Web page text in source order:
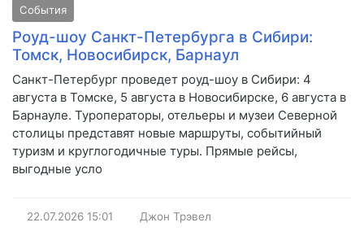
События
Роуд-шоу Санкт-Петербурга в Сибири:
Томск, Новосибирск, Барнаул
Санкт-Петербург проведет роуд-шоу в Сибири: 4
августа в Томске, 5 августа в Новосибирске, 6 августа в
Барнауле. Туроператоры, отельеры и музеи Северной
столицы представят новые маршруты, событийный
туризм и круглогодичные туры. Прямые рейсы,
выгодные усло
22.07.2026 15:01 Джон Трэвел